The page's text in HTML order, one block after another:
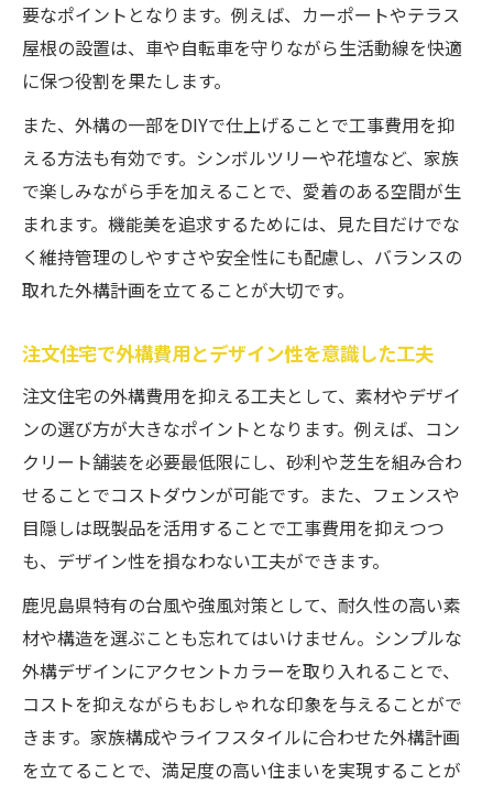
要なポイントとなります。例えば、カーポートやテラス
屋根の設置は、車や自転車を守りながら生活動線を快適
に保つ役割を果たします。
また、外構の一部をDIYで仕上げることで工事費用を抑
える方法も有効です。シンボルツリーや花壇など、家族
で楽しみながら手を加えることで、愛着のある空間が生
まれます。機能美を追求するためには、見た目だけでな
く維持管理のしやすさや安全性にも配慮し、バランスの
取れた外構計画を立てることが大切です。
注文住宅で外構費用とデザイン性を意識した工夫
注文住宅の外構費用を抑える工夫として、素材やデザイ
ンの選び方が大きなポイントとなります。例えば、コン
クリート舗装を必要最低限にし、砂利や芝生を組み合わ
せることでコストダウンが可能です。また、フェンスや
目隠しは既製品を活用することで工事費用を抑えつつ
も、デザイン性を損なわない工夫ができます。
鹿児島県特有の台風や強風対策として、耐久性の高い素
材や構造を選ぶことも忘れてはいけません。シンプルな
外構デザインにアクセントカラーを取り入れることで、
コストを抑えながらもおしゃれな印象を与えることがで
きます。家族構成やライフスタイルに合わせた外構計画
を立てることで、満足度の高い住まいを実現することが